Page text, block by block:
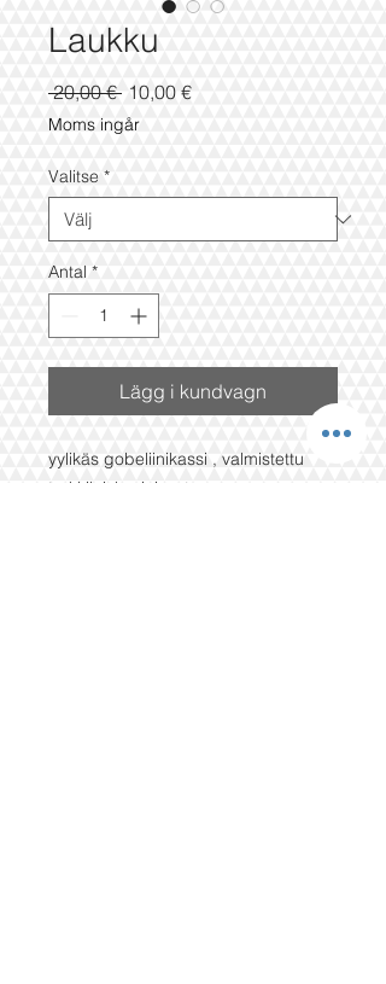
Laukku
20,00 € Ordinarie
pris
10,00 €Reapris
Moms ingår
Valitse *
Antal *
Lägg i kundvagn
yylikäs gobeliinikassi , valmistettu
turkkilaiskuvioisesta